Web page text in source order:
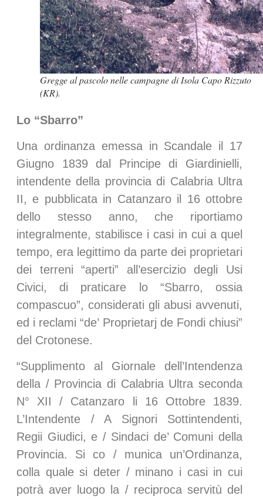
Gregge al pascolo nelle campagne di Isola Capo Rizzuto
(KR).
Lo “Sbarro”
Una ordinanza emessa in Scandale il 17
Giugno 1839 dal Principe di Giardinielli,
intendente della provincia di Calabria Ultra
II, e pubblicata in Catanzaro il 16 ottobre
dello stesso anno, che riportiamo
integralmente, stabilisce i casi in cui a quel
tempo, era legittimo da parte dei proprietari
dei terreni “aperti” all’esercizio degli Usi
Civici, di praticare lo “Sbarro, ossia
compascuo”, considerati gli abusi avvenuti,
ed i reclami “de’ Proprietarj de Fondi chiusi”
del Crotonese.
“Supplimento al Giornale dell’Intendenza
della / Provincia di Calabria Ultra seconda
N° XII / Catanzaro li 16 Ottobre 1839.
L’Intendente / A Signori Sottintendenti,
Regii Giudici, e / Sindaci de’ Comuni della
Provincia. Si co / munica un’Ordinanza,
colla quale si deter / minano i casi in cui
potrà aver luogo la / reciproca servitù del